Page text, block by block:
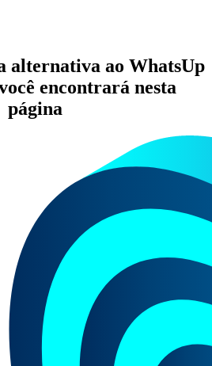
alternativa ao WhatsUp
encontrará nesta
página